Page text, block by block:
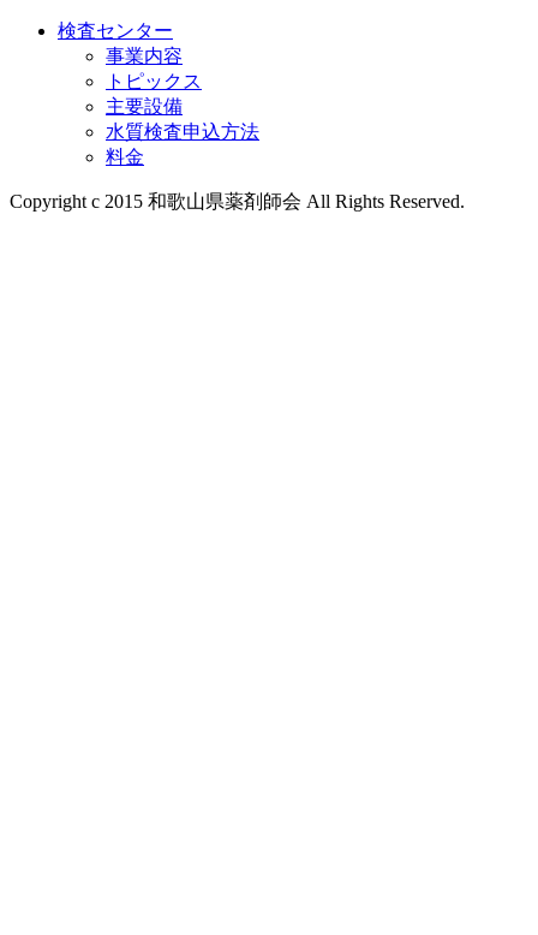
検査センター
検査センター
事業内容
トピックス
主要設備
水質検査申込方法
料金
Copyright c 2015 和歌山県薬剤師会 All Rights Reserved.